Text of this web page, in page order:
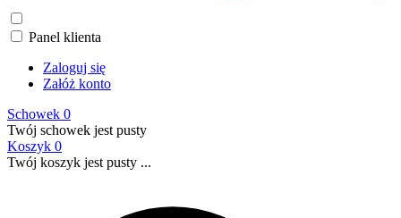
Panel klienta
Zaloguj się
Załóż konto
Schowek 0
Twój schowek jest pusty
Koszyk 0
Twój koszyk jest pusty ...